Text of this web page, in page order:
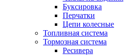
Буксировка
Перчатки
Цепи колесные
Топливная система
Тормозная система
Ресивера